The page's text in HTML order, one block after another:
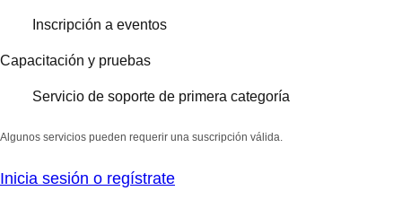
Inscripción a eventos
Capacitación y pruebas
Servicio de soporte de primera categoría
Algunos servicios pueden requerir una suscripción válida.
Inicia sesión o regístrate